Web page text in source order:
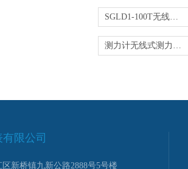
SGLD1-100T无线式测力计 无线牵引力测试仪
测力计无线式测力计，上海测力计
限公司
新桥镇九新公路2888号5号楼